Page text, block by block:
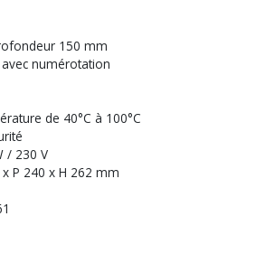
150 mm
numérotation
de 40°C à 100°C
/ 230 V
P 240 x H 262 mm